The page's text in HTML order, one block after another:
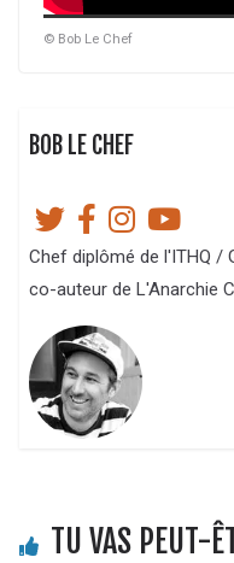
© Bob Le Chef
BOB LE CHEF
Chef diplômé de l'ITHQ /
co-auteur de L'Anarchie
TU VAS PEUT-